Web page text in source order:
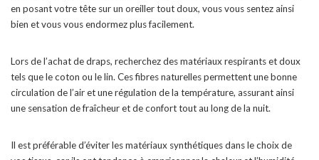
en posant votre tête sur un oreiller tout doux, vous vous sentez ainsi
bien et vous vous endormez plus facilement.
Lors de l’achat de draps, recherchez des matériaux respirants et doux
tels que le coton ou le lin. Ces fibres naturelles permettent une bonne
circulation de l’air et une régulation de la température, assurant ainsi
une sensation de fraîcheur et de confort tout au long de la nuit.
Il est préférable d’éviter les matériaux synthétiques dans le choix de